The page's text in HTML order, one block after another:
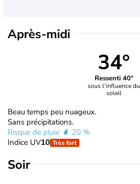
Après-midi
34°
Ressenti 40°
sous l’influence du
soleil
Beau temps peu nuageux.
Sans précipitations.
Risque de pluie
20 %
Indice UV10 Très fort
Soir